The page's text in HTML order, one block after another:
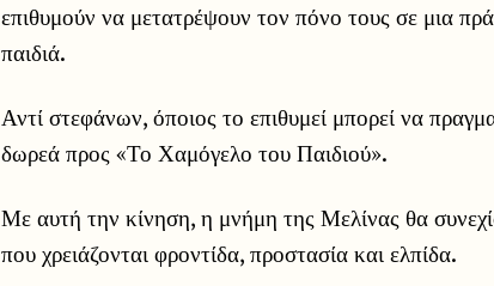
επιθυμούν να μετατρέψουν τον πόνο τους σε μια
παιδιά.
Αντί στεφάνων, όποιος το επιθυμεί μπορεί να
δωρεά προς «Το Χαμόγελο του Παιδιού».
Με αυτή την κίνηση, η μνήμη της Μελίνας θα
που χρειάζονται φροντίδα, προστασία και ελπίδα.